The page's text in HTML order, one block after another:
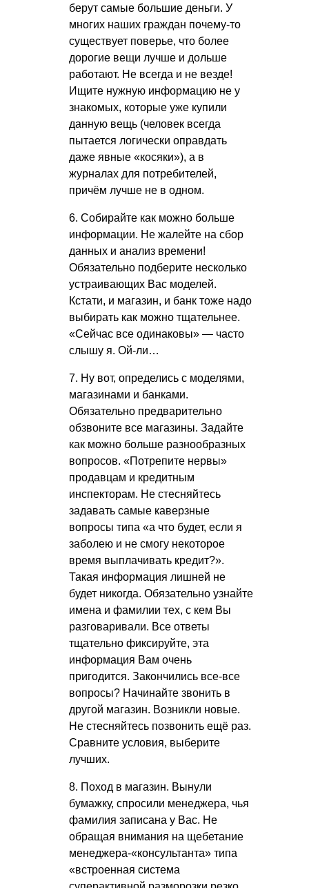
берут самые большие деньги. У
многих наших граждан почему-то
существует поверье, что более
дорогие вещи лучше и дольше
работают. Не всегда и не везде!
Ищите нужную информацию не у
знакомых, которые уже купили
данную вещь (человек всегда
пытается логически оправдать
даже явные «косяки»), а в
журналах для потребителей,
причём лучше не в одном.
6. Собирайте как можно больше
информации. Не жалейте на сбор
данных и анализ времени!
Обязательно подберите несколько
устраивающих Вас моделей.
Кстати, и магазин, и банк тоже надо
выбирать как можно тщательнее.
«Сейчас все одинаковы» — часто
слышу я. Ой-ли…
7. Ну вот, определись с моделями,
магазинами и банками.
Обязательно предварительно
обзвоните все магазины. Задайте
как можно больше разнообразных
вопросов. «Потрепите нервы»
продавцам и кредитным
инспекторам. Не стесняйтесь
задавать самые каверзные
вопросы типа «а что будет, если я
заболею и не смогу некоторое
время выплачивать кредит?».
Такая информация лишней не
будет никогда. Обязательно узнайте
имена и фамилии тех, с кем Вы
разговаривали. Все ответы
тщательно фиксируйте, эта
информация Вам очень
пригодится. Закончились все-все
вопросы? Начинайте звонить в
другой магазин. Возникли новые.
Не стесняйтесь позвонить ещё раз.
Сравните условия, выберите
лучших.
8. Поход в магазин. Вынули
бумажку, спросили менеджера, чья
фамилия записана у Вас. Не
обращая внимания на щебетание
менеджера-«консультанта» типа
«встроенная система